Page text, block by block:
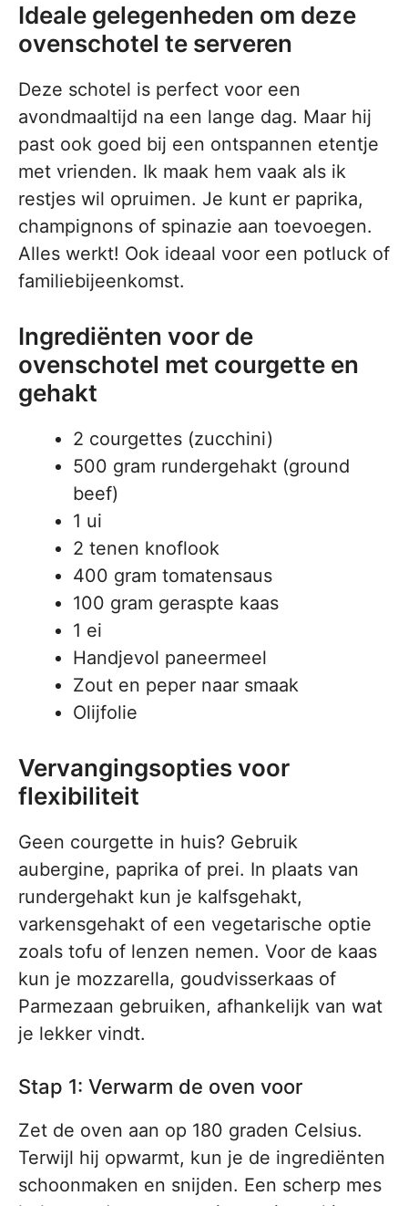
Ideale gelegenheden om deze
ovenschotel te serveren
Deze schotel is perfect voor een
avondmaaltijd na een lange dag. Maar hij
past ook goed bij een ontspannen etentje
met vrienden. Ik maak hem vaak als ik
restjes wil opruimen. Je kunt er paprika,
champignons of spinazie aan toevoegen.
Alles werkt! Ook ideaal voor een potluck of
familiebijeenkomst.
Ingrediënten voor de
ovenschotel met courgette en
gehakt
2 courgettes (zucchini)
500 gram rundergehakt (ground
beef)
1 ui
2 tenen knoflook
400 gram tomatensaus
100 gram geraspte kaas
1 ei
Handjevol paneermeel
Zout en peper naar smaak
Olijfolie
Vervangingsopties voor
flexibiliteit
Geen courgette in huis? Gebruik
aubergine, paprika of prei. In plaats van
rundergehakt kun je kalfsgehakt,
varkensgehakt of een vegetarische optie
zoals tofu of lenzen nemen. Voor de kaas
kun je mozzarella, goudvisserkaas of
Parmezaan gebruiken, afhankelijk van wat
je lekker vindt.
Stap 1: Verwarm de oven voor
Zet de oven aan op 180 graden Celsius.
Terwijl hij opwarmt, kun je de ingrediënten
schoonmaken en snijden. Een scherp mes